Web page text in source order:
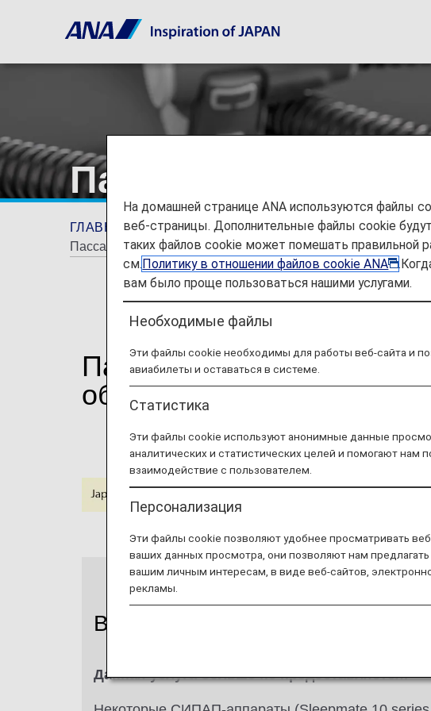
Пассажиры с
ГЛАВНАЯ СТРАНИЦА Информация о путешествии
Пассажиры с синдромом апноэ
Пассажиры с синдромом
оборудование)
Важное уведомление
Данная услуга больше не предоставляется.
На домашней странице ANA используются файлы
веб-страницы. Дополнительные файлы cookie
таких файлов cookie может помешать правильной
см.Политику в отношении файлов cookie ANA
вам было проще пользоваться нашими услугами.
Необходимые файлы
Эти файлы cookie необходимы для работы веб-сайта и
авиабилеты и оставаться в системе.
Статистика
Эти файлы cookie используют анонимные данные
аналитических и статистических целей и помогают нам
взаимодействие с пользователем.
Персонализация
Эти файлы cookie позволяют удобнее просматривать
ваших данных просмотра, они позволяют нам
вашим личным интересам, в виде веб-сайтов,
рекламы.